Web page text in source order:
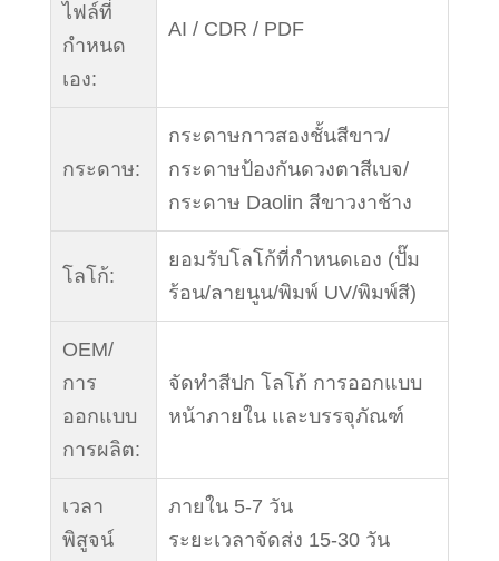
ไฟล์ที่
กำหนด
เอง:
AI / CDR / PDF
กระดาษ:
กระดาษกาวสองชั้นสีขาว/
กระดาษป้องกันดวงตาสีเบจ/
กระดาษ Daolin สีขาวงาช้าง
โลโก้:
ยอมรับโลโก้ที่กำหนดเอง (ปั๊ม
ร้อน/ลายนูน/พิมพ์ UV/พิมพ์สี)
OEM/
การ
ออกแบบ
การผลิต:
จัดทำสีปก โลโก้ การออกแบบ
หน้าภายใน และบรรจุภัณฑ์
เวลา
พิสูจน์
ภายใน 5-7 วัน
ระยะเวลาจัดส่ง 15-30 วัน